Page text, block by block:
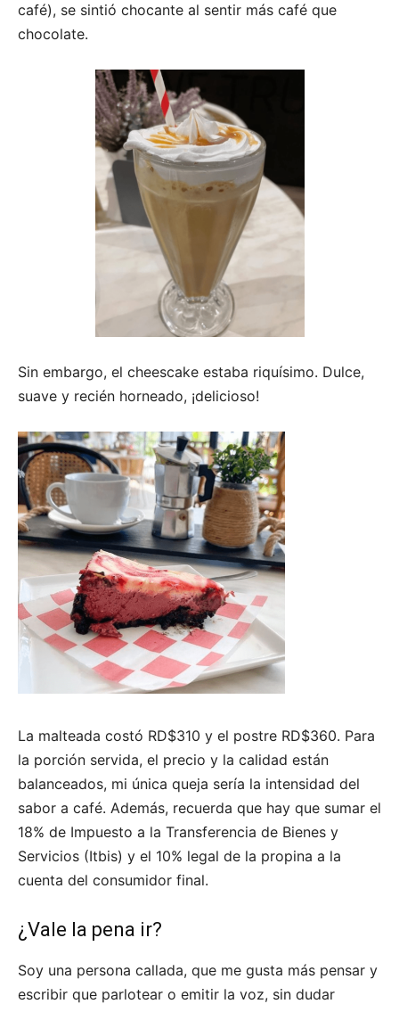
café), se sintió chocante al sentir más café que
chocolate.
Sin embargo, el cheescake estaba riquísimo. Dulce,
suave y recién horneado, ¡delicioso!
La malteada costó RD$310 y el postre RD$360. Para
la porción servida, el precio y la calidad están
balanceados, mi única queja sería la intensidad del
sabor a café. Además, recuerda que hay que sumar el
18% de Impuesto a la Transferencia de Bienes y
Servicios (Itbis) y el 10% legal de la propina a la
cuenta del consumidor final.
¿Vale la pena ir?
Soy una persona callada, que me gusta más pensar y
escribir que parlotear o emitir la voz, sin dudar